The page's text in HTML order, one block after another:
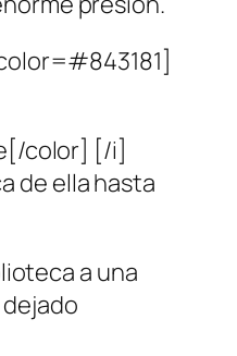
color] [/i]
de ella hasta
a una